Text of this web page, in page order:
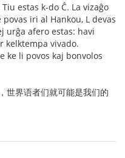
estas k-do Ĉ. La vizaĝo
iri al Hankou, L devas
urĝa afero estas: havi
kelktempa vivado.
ke li povos kaj bonvolos
世界语者们就可能是我们的